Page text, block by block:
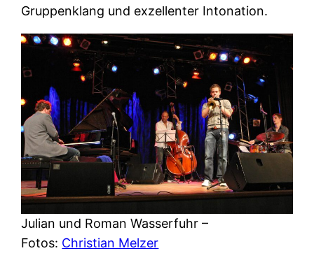
Gruppenklang und exzellenter Intonation.
Julian und Roman Wasserfuhr –
Fotos: Christian Melzer